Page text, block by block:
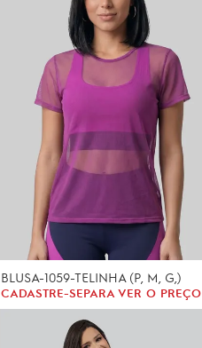
BLUSA-1059-TELINHA (P, M, G,)
CADASTRE-SEPARA VER O PREÇO